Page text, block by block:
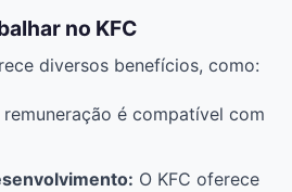
no KFC
diversos benefícios, como:
remuneração é compatível com
O KFC oferece